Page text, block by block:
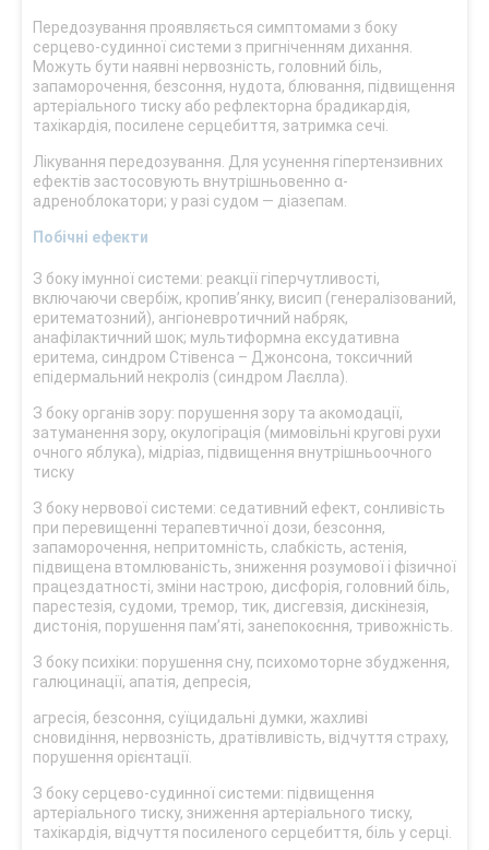
Передозування проявляється симптомами з боку
серцево-судинної системи з пригніченням дихання.
Можуть бути наявні нервозність, головний біль,
запаморочення, безсоння, нудота, блювання, підвищення
артеріального тиску або рефлекторна брадикардія,
тахікардія, посилене серцебиття, затримка сечі.
Лікування передозування. Для усунення гіпертензивних
ефектів застосовують внутрішньовенно α-
адреноблокатори; у разі судом — діазепам.
Побічні ефекти
З боку імунної системи: реакції гіперчутливості,
включаючи свербіж, кропив’янку, висип (генералізований,
еритематозний), ангіоневротичний набряк,
анафілактичний шок; мультиформна ексудативна
еритема, синдром Стівенса – Джонсона, токсичний
епідермальний некроліз (синдром Лаєлла).
З боку органів зору: порушення зору та акомодації,
затуманення зору, окулогірація (мимовільні кругові рухи
очного яблука), мідріаз, підвищення внутрішньоочного
тиску
З боку нервової системи: седативний ефект, сонливість
при перевищенні терапевтичної дози, безсоння,
запаморочення, непритомність, слабкість, астенія,
підвищена втомлюваність, зниження розумової і фізичної
працездатності, зміни настрою, дисфорія, головний біль,
парестезія, судоми, тремор, тик, дисгевзія, дискінезія,
дистонія, порушення пам’яті, занепокоєння, тривожність.
З боку психіки: порушення сну, психомоторне збудження,
галюцинації, апатія, депресія,
агресія, безсоння, суїцидальні думки, жахливі
сновидіння, нервозність, дратівливість, відчуття страху,
порушення орієнтації.
З боку серцево-судинної системи: підвищення
артеріального тиску, зниження артеріального тиску,
тахікардія, відчуття посиленого серцебиття, біль у серці.